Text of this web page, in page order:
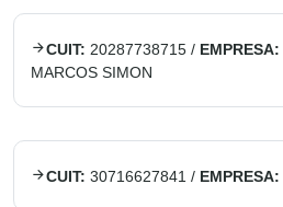
CUIT: 20287738715 / EMPRESA:
MARCOS SIMON
CUIT: 30716627841 / EMPRESA: